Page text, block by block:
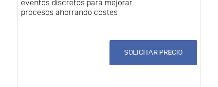
eventos discretos para mejorar
procesos ahorrando costes
SOLICITAR PRECIO